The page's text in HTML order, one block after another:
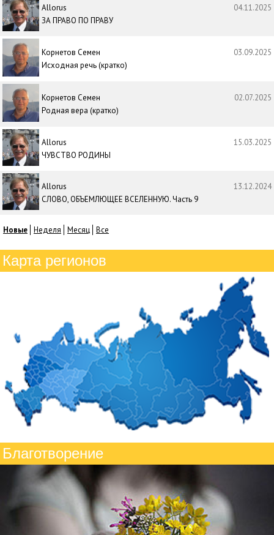
Allorus
04.11.2025
ЗА ПРАВО ПО ПРАВУ
Корнетов Семен
03.09.2025
Исходная речь (кратко)
Корнетов Семен
02.07.2025
Родная вера (кратко)
Allorus
15.03.2025
ЧУВСТВО РОДИНЫ
Allorus
13.12.2024
СЛОВО, ОБЪЕМЛЮЩЕЕ ВСЕЛЕННУЮ. Часть 9
Новые Неделя Месяц Все
Карта регионов
Благотворение